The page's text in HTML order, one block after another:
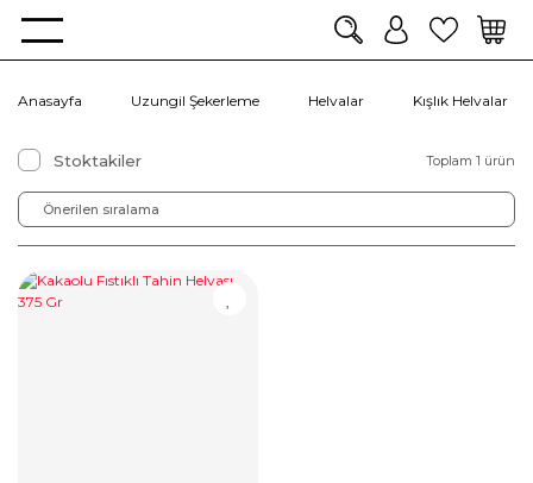
Anasayfa Uzungil Şekerleme Helvalar Kışlık Helvalar
Stoktakiler Toplam 1 ürün